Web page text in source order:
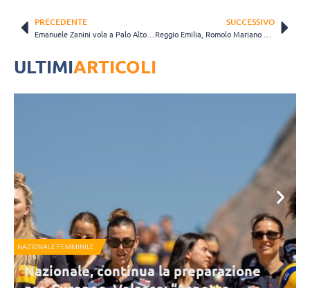
PRECEDENTE
Emanuele Zanini vola a Palo Alto: allenerà anche la figlia di Steph Curry
SUCCESSIVO
Reggio Emilia, Romolo Mariano firma per un’altra stagione
ULTIMIARTICOLI
NAZIONALE FEMMINILE
Nazionale, continua la preparazione